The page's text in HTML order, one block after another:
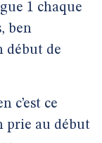
1 chaque
ben
début de
c’est ce
prie au début